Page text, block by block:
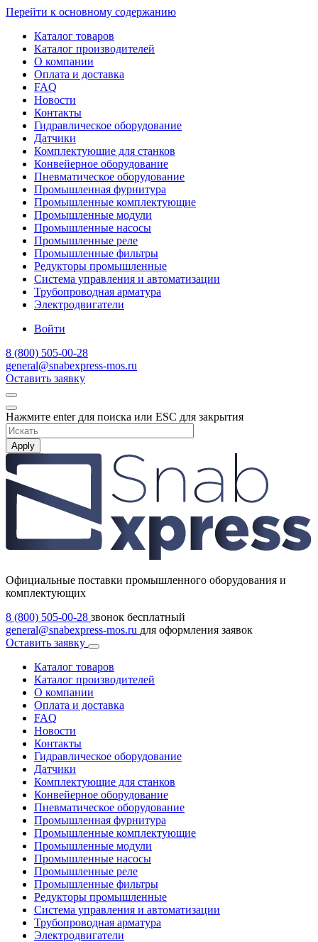
Перейти к основному содержанию
Каталог товаров
Каталог производителей
О компании
Оплата и доставка
FAQ
Новости
Контакты
Гидравлическое оборудование
Датчики
Комплектующие для станков
Конвейерное оборудование
Пневматическое оборудование
Промышленная фурнитура
Промышленные комплектующие
Промышленные модули
Промышленные насосы
Промышленные реле
Промышленные фильтры
Редукторы промышленные
Система управления и автоматизации
Трубопроводная арматура
Электродвигатели
Войти
8 (800) 505-00-28
general@snabexpress-mos.ru
Оставить заявку
Нажмите enter для поиска или ESC для закрытия
Apply
Официальные поставки промышленного оборудования и
комплектующих
8 (800) 505-00-28 звонок бесплатный
general@snabexpress-mos.ru для оформления заявок
Оставить заявку
Каталог товаров
Каталог производителей
О компании
Оплата и доставка
FAQ
Новости
Контакты
Гидравлическое оборудование
Датчики
Комплектующие для станков
Конвейерное оборудование
Пневматическое оборудование
Промышленная фурнитура
Промышленные комплектующие
Промышленные модули
Промышленные насосы
Промышленные реле
Промышленные фильтры
Редукторы промышленные
Система управления и автоматизации
Трубопроводная арматура
Электродвигатели